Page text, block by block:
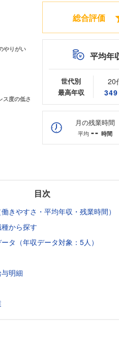
総合評価
平均年
世代別
最高年収
20
349
月の残業時間
平均 -- 時間
目次
きやすさ・平均年収・残業時間）
から探す
タ（年収データ対象：5人）
明細